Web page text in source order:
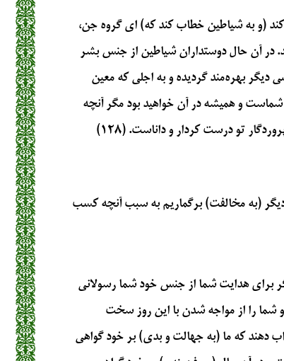
(و به شیاطین خطاب کند که) ای گروه جن،
در آن حال دوستداران شیاطین از جنس بشر
دیگر بهره‌مند گردیده و به اجلی که معین
و همیشه در آن خواهید بود مگر آنچه
تو درست کردار و داناست. (۱۲۸)
(به مخالفت) برگماریم به سبب آنچه کسب
برای هدایت شما از جنس خود شما رسولانی
و شما را از مواجه شدن با این روز سخت
دهند که ما (به جهالت و بدی) بر خود گواهی